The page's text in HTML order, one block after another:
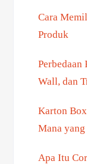
Cara
Produk
Wall, dan
Karton
Mana
Apa Itu